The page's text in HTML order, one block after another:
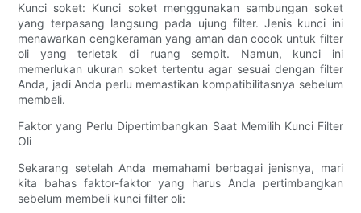
Kunci soket: Kunci soket menggunakan sambungan soket
yang terpasang langsung pada ujung filter. Jenis kunci ini
menawarkan cengkeraman yang aman dan cocok untuk filter
oli yang terletak di ruang sempit. Namun, kunci ini
memerlukan ukuran soket tertentu agar sesuai dengan filter
Anda, jadi Anda perlu memastikan kompatibilitasnya sebelum
membeli.
Faktor yang Perlu Dipertimbangkan Saat Memilih Kunci Filter
Oli
Sekarang setelah Anda memahami berbagai jenisnya, mari
kita bahas faktor-faktor yang harus Anda pertimbangkan
sebelum membeli kunci filter oli: